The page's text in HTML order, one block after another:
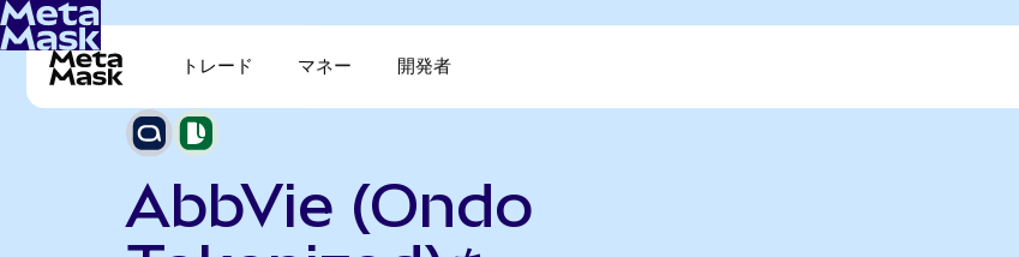
トレード マネー 開発者
AbbVie (Ondo